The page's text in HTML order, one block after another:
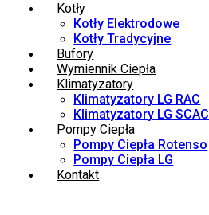
Kotły
Kotły Elektrodowe
Kotły Tradycyjne
Bufory
Wymiennik Ciepła
Klimatyzatory
Klimatyzatory LG RAC
Klimatyzatory LG SCAC
Pompy Ciepła
Pompy Ciepła Rotenso
Pompy Ciepła LG
Kontakt